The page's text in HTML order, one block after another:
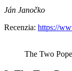
Ján Janočko
Recenzia: https://
The Two